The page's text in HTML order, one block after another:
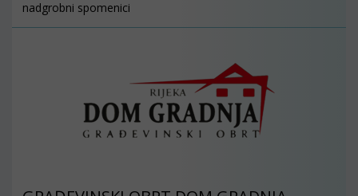
nadgrobni spomenici